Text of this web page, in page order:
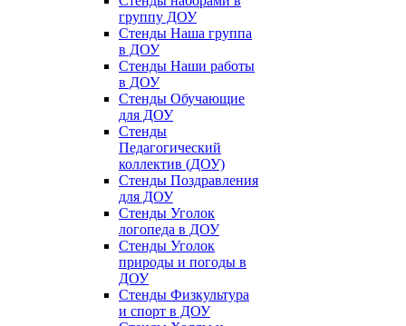
группу ДОУ
Стенды Наша группа
в ДОУ
Стенды Наши работы
в ДОУ
Стенды Обучающие
для ДОУ
Стенды
Педагогический
коллектив (ДОУ)
Стенды Поздравления
для ДОУ
Стенды Уголок
логопеда в ДОУ
Стенды Уголок
природы и погоды в
ДОУ
Стенды Физкультура
и спорт в ДОУ